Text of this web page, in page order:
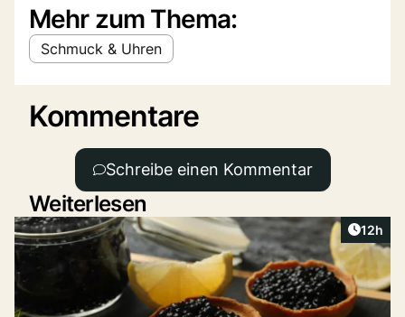
Mehr zum Thema:
Schmuck & Uhren
Kommentare
Schreibe einen Kommentar
Weiterlesen
Artikel
12h